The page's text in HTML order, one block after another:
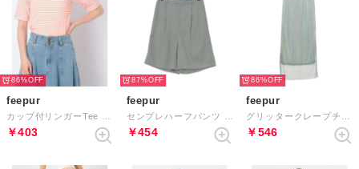
86%
feepur
￥403
87%
feepur
￥454
86%
feepur
￥546